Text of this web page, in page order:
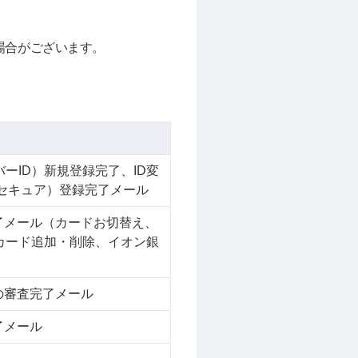
がございます。
ID）新規登録完了、ID変
キュア）登録完了メール
ール（カードお切替え、
ド追加・削除、イオン銀
査完了メール
メール